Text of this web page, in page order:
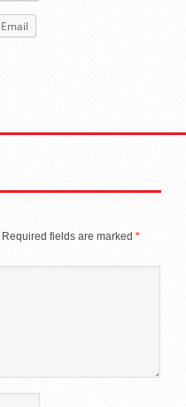
Email
Required fields are marked *